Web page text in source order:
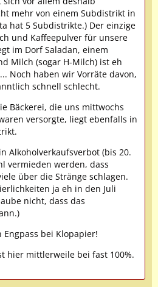
mehr von einem Subdistrikt in
hat 5 Subdistrikte.) Der einzige
und Kaffeepulver für unsere
im Dorf Saladan, einem
Milch (sogar H-Milch) ist eh
Noch haben wir Vorräte davon,
schnell schlecht.
Bäckerei, die uns mittwochs
versorgte, liegt ebenfalls in
Alkoholverkaufsverbot (bis 20.
vermieden werden, dass
über die Stränge schlagen.
ja eh in den Juli
nicht, dass das
bei Klopapier!
hier mittlerweile bei fast 100%.